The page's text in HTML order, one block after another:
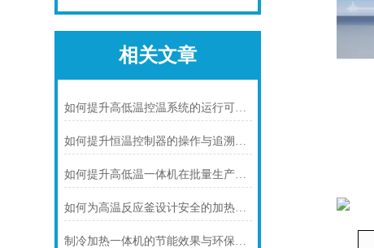
相关文章
如何提升高低温控温系统的运行可靠性
如何提升恒温控制器的操作与追溯效率
如何提升高低温一体机在批量生产中的适配性
如何为高温反应釜设计安全的加热系统
制冷加热一体机的节能效果与环保优势概述